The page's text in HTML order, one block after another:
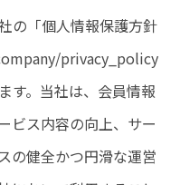
の「個人情報保護方針
privacy_policy
す。当社は、会員情報
ビス内容の向上、サー
の健全かつ円滑な運営